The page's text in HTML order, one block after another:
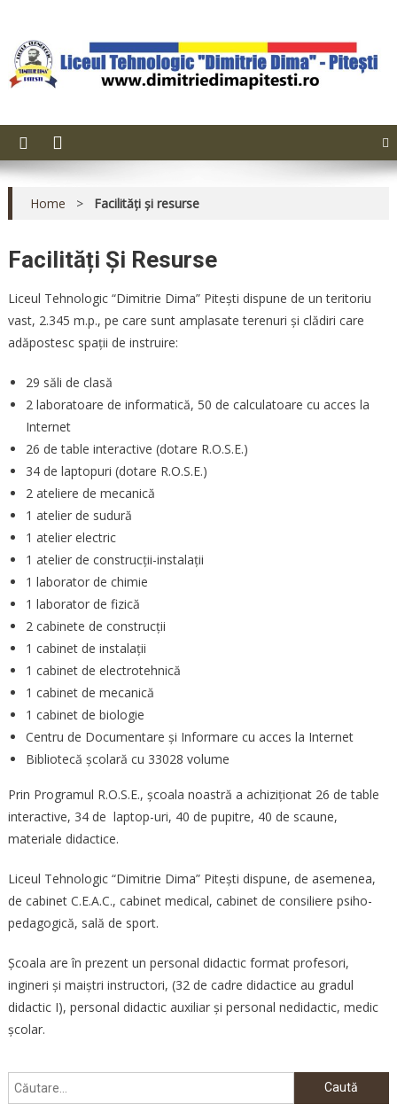
content
Liceul Tehnologic "Dimitrie
Dima" – Pitești
Home > Facilități și resurse
Facilități Și Resurse
Liceul Tehnologic “Dimitrie Dima” Pitești dispune de un teritoriu
vast, 2.345 m.p., pe care sunt amplasate terenuri şi clădiri care
adăpostesc spaţii de instruire:
29 săli de clasă
2 laboratoare de informatică, 50 de calculatoare cu acces la
Internet
26 de table interactive (dotare R.O.S.E.)
34 de laptopuri (dotare R.O.S.E.)
2 ateliere de mecanică
1 atelier de sudură
1 atelier electric
1 atelier de construcții-instalații
1 laborator de chimie
1 laborator de fizică
2 cabinete de construcții
1 cabinet de instalații
1 cabinet de electrotehnică
1 cabinet de mecanică
1 cabinet de biologie
Centru de Documentare și Informare cu acces la Internet
Bibliotecă școlară cu 33028 volume
Prin Programul R.O.S.E., școala noastră a achiziționat 26 de table
interactive, 34 de laptop-uri, 40 de pupitre, 40 de scaune,
materiale didactice.
Liceul Tehnologic “Dimitrie Dima” Pitești dispune, de asemenea,
de cabinet C.E.A.C., cabinet medical, cabinet de consiliere psiho-
pedagogică, sală de sport.
Școala are în prezent un personal didactic format profesori,
ingineri şi maiştri instructori, (32 de cadre didactice au gradul
didactic I), personal didactic auxiliar şi personal nedidactic, medic
școlar.
Caută
după: